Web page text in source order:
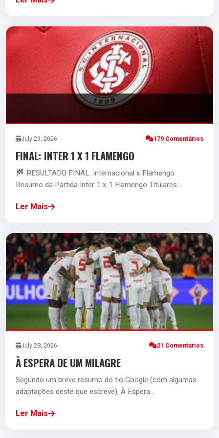
4.8 12 VOTOS
Paulinho Paula
4.8
4.8
12 VOTOS
Alerrandro
4.3
4.3
12 VOTOS
July 29, 2026 179 Comentários
FINAL: INTER 1 X 1 FLAMENGO
RESULTADO FINAL: Internacional x Flamengo
Resumo da Partida Inter 1 x 1 Flamengo Titulares:…
Ler Mais
July 28, 2026 21 Comentários
À ESPERA DE UM MILAGRE
Segundo um breve resumo do tio Google (com algumas
adaptações deste que escreve), À Espera…
Ler Mais